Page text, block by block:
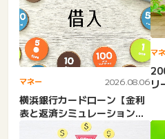
マネー 2026.08.06
横浜銀行カードローン【金利
表と返済シミュレーション】
返済額・残高確認・借りら
マ
リ